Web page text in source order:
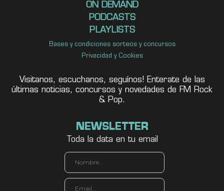
ON DEMAND
PODCASTS
PLAYLISTS
Bases y condiciones sorteos y concursos
Privacidad y Cookies
Visitanos, escuchanos, seguínos! Enterate de las
últimas noticias, concursos y novedades de FM Rock
& Pop.
NEWSLETTER
Toda la data en tu email